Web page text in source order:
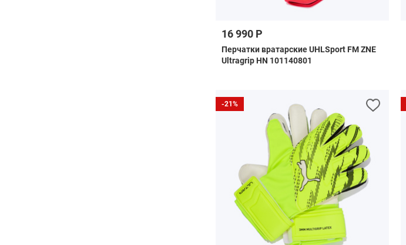
16 990 Р
Перчатки вратарские UHLSport FM ZNE
Ultragrip HN 101140801
-21%